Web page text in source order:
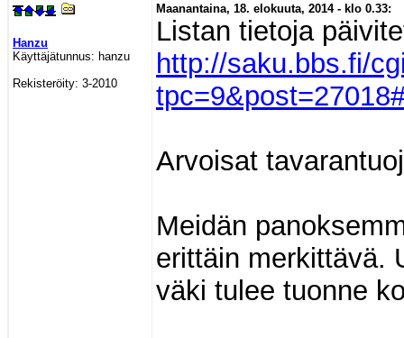
Hanzu
Käyttäjätunnus: hanzu
Rekisteröity: 3-2010
Maanantaina, 18. elokuuta, 2014 - klo 0.33:
Listan tietoja
http://saku.bbs.fi/
Arvoisat
Meidän
erittäin merkittävä.
väki tulee tuonne